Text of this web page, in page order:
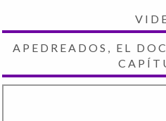
APEDREADOS, EL